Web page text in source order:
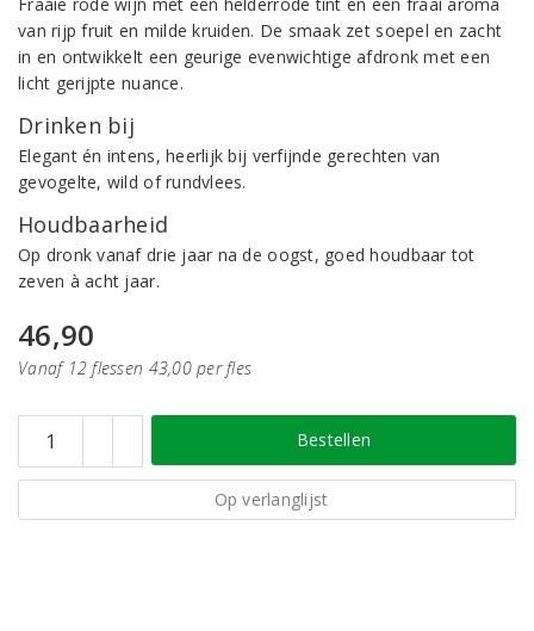
van rijp fruit en milde kruiden. De smaak zet soepel en zacht
in en ontwikkelt een geurige evenwichtige afdronk met een
licht gerijpte nuance.
Drinken bij
Elegant én intens, heerlijk bij verfijnde gerechten van
gevogelte, wild of rundvlees.
Houdbaarheid
Op dronk vanaf drie jaar na de oogst, goed houdbaar tot
zeven à acht jaar.
46,90
Vanaf 12 flessen 43,00 per fles
Bestellen
Op verlanglijst